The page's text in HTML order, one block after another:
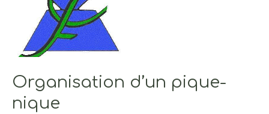
Organisation d’un pique-
nique